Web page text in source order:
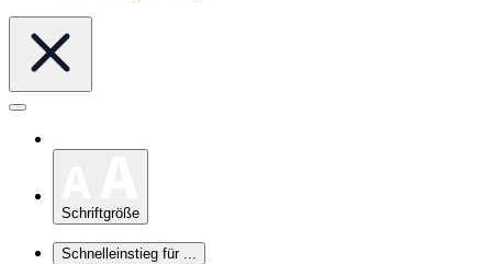
Schriftgröße
Schnelleinstieg für ...